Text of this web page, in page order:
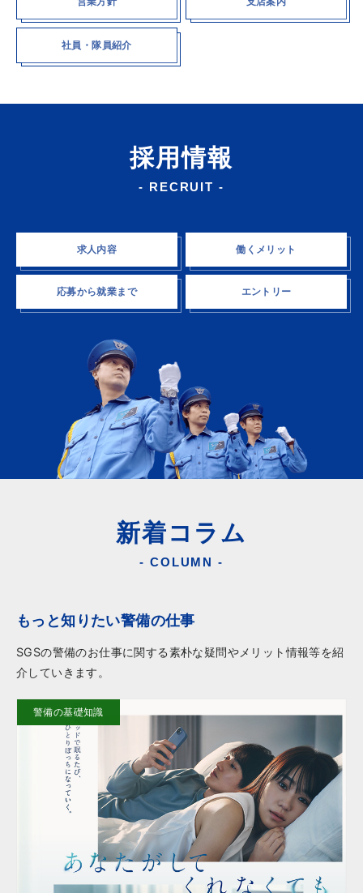
社員・隊員紹介
採用情報
- RECRUIT -
求人内容 働くメリット
応募から就業まで エントリー
新着コラム
- COLUMN -
もっと知りたい警備の仕事
SGSの警備のお仕事に関する素朴な疑問やメリット情報等を紹
介していきます。
警備の基礎知識